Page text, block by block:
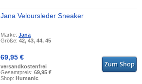
Jana Veloursleder Sneaker
Marke:Jana
Größe:42, 43, 44, 45
69,95 €
versandkostenfrei
Gesamtpreis:69,95 €
Shop:Humanic